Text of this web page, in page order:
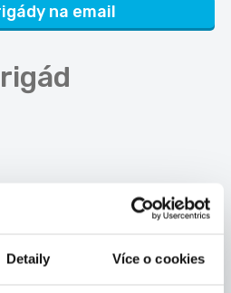
Detaily Více o cookies
na email